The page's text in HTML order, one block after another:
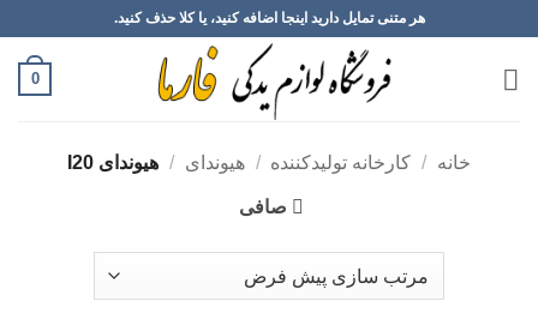
to
content
هر متنی تمایل دارید اینجا اضافه کنید، یا کلا حذف کنید.
0
خانه / کارخانه تولیدکننده / هیوندای / هیوندای I20
صافی